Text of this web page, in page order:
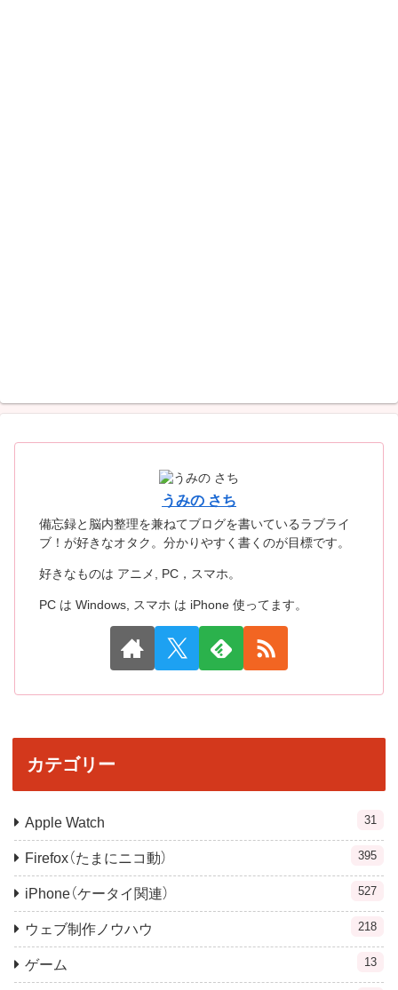
うみの さち
備忘録と脳内整理を兼ねてブログを書いているラブライ
ブ！が好きなオタク。分かりやすく書くのが目標です。
好きなものは アニメ, PC，スマホ。
PC は Windows, スマホ は iPhone 使ってます。
カテゴリー
Apple Watch 31
Firefox（たまにニコ動） 395
iPhone（ケータイ関連） 527
ウェブ制作ノウハウ 218
ゲーム 13